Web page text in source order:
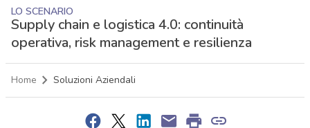
LO SCENARIO
Supply chain e logistica 4.0: continuità
operativa, risk management e resilienza
Home Soluzioni Aziendali